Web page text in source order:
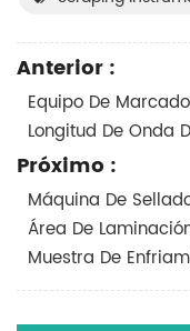
Anterior :
Equipo De
Longitud De Onda
Próximo :
Máquina De
Área De
Muestra De